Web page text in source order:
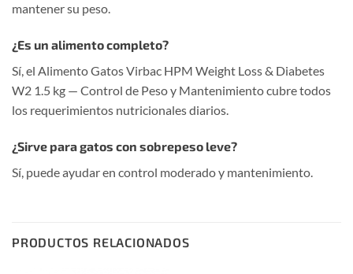
mantener su peso.
¿Es un alimento completo?
Sí, el Alimento Gatos Virbac HPM Weight Loss & Diabetes
W2 1.5 kg — Control de Peso y Mantenimiento cubre todos
los requerimientos nutricionales diarios.
¿Sirve para gatos con sobrepeso leve?
Sí, puede ayudar en control moderado y mantenimiento.
PRODUCTOS RELACIONADOS